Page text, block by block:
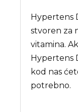
Hypertens
stvoren za
vitamina.
Hypertens
kod nas
potrebno.